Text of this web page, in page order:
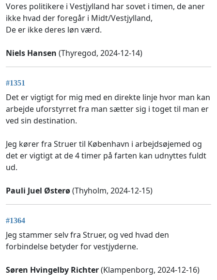
Vores politikere i Vestjylland har sovet i timen, de aner
ikke hvad der foregår i Midt/Vestjylland,
De er ikke deres løn værd.
Niels Hansen (Thyregod, 2024-12-14)
#1351
Det er vigtigt for mig med en direkte linje hvor man kan
arbejde uforstyrret fra man sætter sig i toget til man er
ved sin destination.
Jeg kører fra Struer til København i arbejdsøjemed og
det er vigtigt at de 4 timer på farten kan udnyttes fuldt
ud.
Pauli Juel Østerø(Thyholm, 2024-12-15)
#1364
Jeg stammer selv fra Struer, og ved hvad den
forbindelse betyder for vestjyderne.
Søren Hvingelby Richter(Klampenborg, 2024-12-16)